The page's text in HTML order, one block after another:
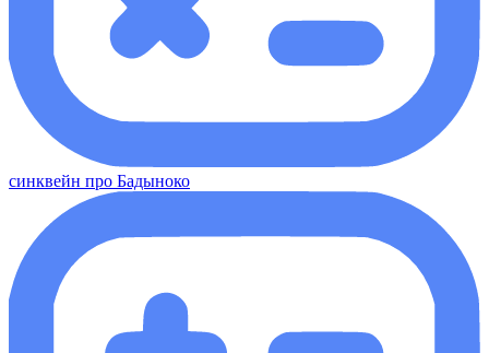
синквейн про Бадыноко